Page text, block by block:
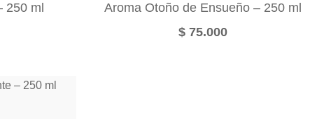
250 ml
Aroma Otoño de Ensueño – 250 ml
$75.000